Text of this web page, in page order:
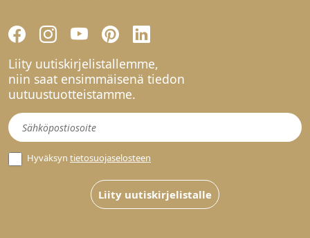
Liity uutiskirjelistallemme,
niin saat ensimmäisenä tiedon
uutuustuotteistamme.
Uutiskirje
Hyväksyn tietosuojaselosteen
Liity uutiskirjelistalle